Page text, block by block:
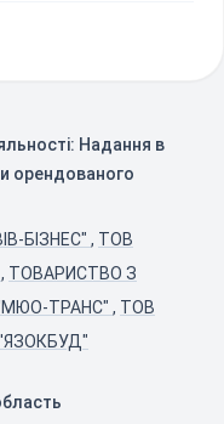
Надання в
орендованого
БІЗНЕС" , ТОВ
, ТОВАРИСТВО З
ТРАНС" , ТОВ